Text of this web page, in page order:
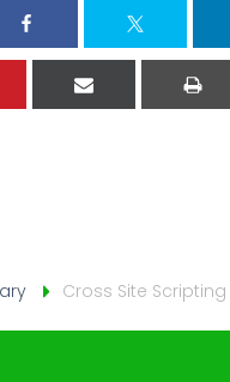
Cross Site Scripting